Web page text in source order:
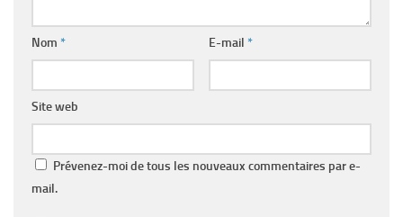
Nom * E-mail *
Site web
Prévenez-moi de tous les nouveaux commentaires par e-
mail.